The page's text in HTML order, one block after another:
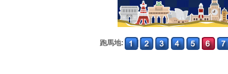
跑馬地: